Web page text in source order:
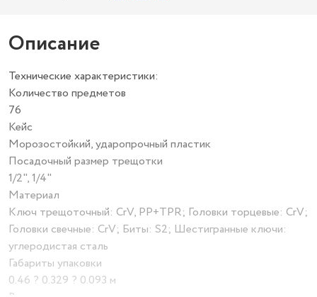
Описание
Технические характеристики:
Количество предметов
76
Кейс
Морозостойкий, ударопрочный пластик
Посадочный размер трещотки
1/2", 1/4"
Материал
Ключ трещоточный: CrV, PP+TPR; Головки торцевые: CrV;
Головки свечные: CrV; Биты: S2; Шестигранные ключи:
углеродистая сталь
Габариты упаковки
0.46 ? 0.329 ? 0.093 м